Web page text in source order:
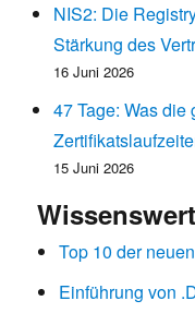
NIS2: Die
Stärkung des
16 Juni 2026
47 Tage: Was
15 Juni 2026
Top 10 der
Einführung von